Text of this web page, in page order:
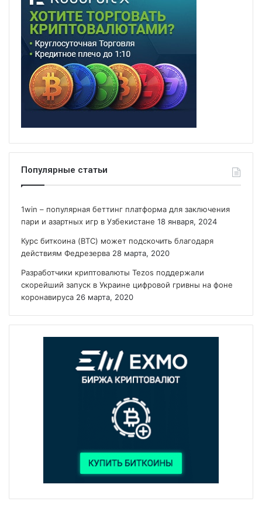
Популярные статьи
1win – популярная беттинг платформа для заключения
пари и азартных игр в Узбекистане 18 января, 2024
Курс биткоина (BTC) может подскочить благодаря
действиям Федрезерва 28 марта, 2020
Разработчики криптовалюты Tezos поддержали
скорейший запуск в Украине цифровой гривны на фоне
коронавируса 26 марта, 2020